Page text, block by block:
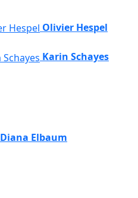
Olivier Hespel
Karin Schayes
Diana Elbaum